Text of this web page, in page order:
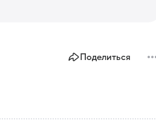
Поделиться